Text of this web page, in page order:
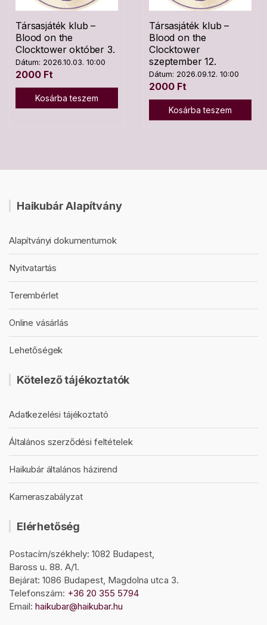
Társasjáték klub –
Blood on the
Clocktower október 3.
Dátum: 2026.10.03. 10:00
2000 Ft
Kosárba teszem
Társasjáték klub –
Blood on the
Clocktower
szeptember 12.
Dátum: 2026.09.12. 10:00
2000 Ft
Kosárba teszem
Haikubár Alapítvány
Alapítványi dokumentumok
Nyitvatartás
Terembérlet
Online vásárlás
Lehetőségek
Kötelező tájékoztatók
Adatkezelési tájékoztató
Általános szerződési feltételek
Haikubár általános házirend
Kameraszabályzat
Elérhetőség
Postacím/székhely: 1082 Budapest,
Baross u. 88. A/1.
Bejárat: 1086 Budapest, Magdolna utca 3.
Telefonszám: +36 20 355 5794
Email: haikubar@haikubar.hu